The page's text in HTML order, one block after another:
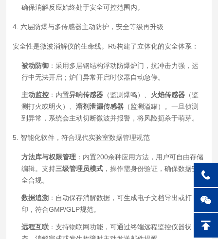
确保消解反应始终处于安全可控范围内。
4. 六层防爆与多传感器主动防护，安全等级再升级
安全性是微波消解仪的生命线。R5构建了立体化的安全体系：
被动防御 ：采用多层钢结构浮动防爆炉门，抗冲击力强，运
行中无法开启；炉门异常开启时仪器自动急停。
主动监控 ：内置异响传感器 （监测爆鸣）、 火焰传感器 （监
测打火或明火）、溶剂泄漏传感器 （监测溢罐）。一旦侦测
到异常，系统会主动切断微波并报警，将风险扼杀于萌芽。
5. 智能化软件，符合现代实验室数据管理规范
方法库与权限管理 ：内置200余种应用方法，用户可自由存储
编辑。支持三级管理员模式 ，操作需身份验证，确保数据安
全合规。
数据追溯 ：自动保存消解数据，可生成电子文档导出或打
印，符合GMP/GLP规范。
远程互联 ：支持物联网功能，可通过终端远程监控仪器状